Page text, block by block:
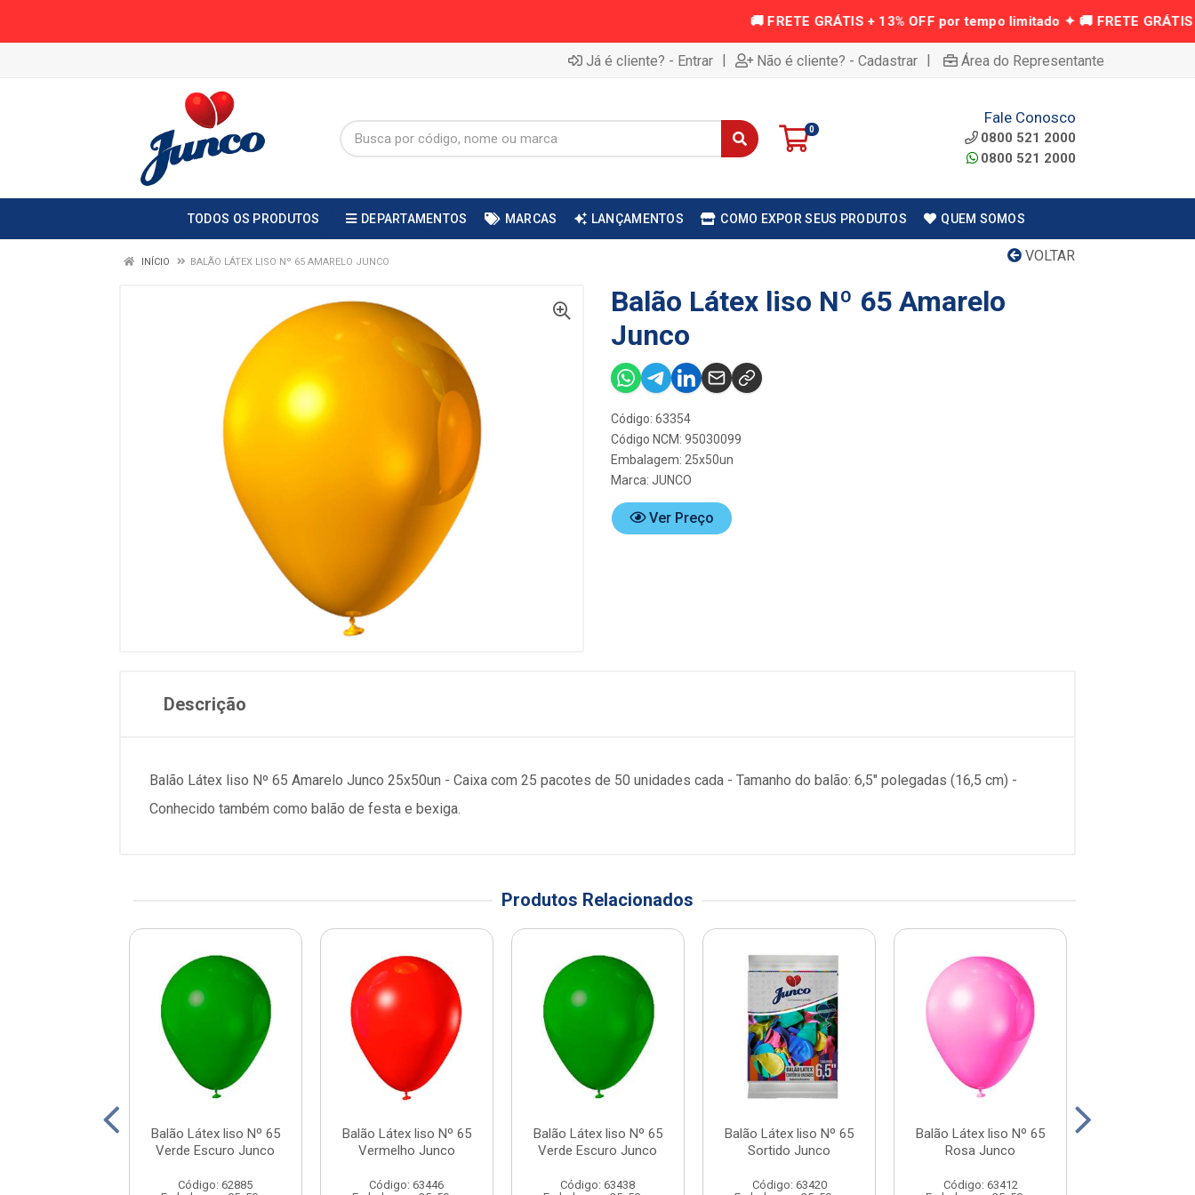
Já é cliente? - Entrar | Não é cliente? - Cadastrar | Área do Representante
0
Fale Conosco
0800 521 2000
0800 521 2000
TODOS OS PRODUTOS DEPARTAMENTOS MARCAS LANÇAMENTOS COMO EXPOR SEUS PRODUTOS QUEM SOMOS
VOLTAR
INÍCIO BALÃO LÁTEX LISO Nº 65 AMARELO JUNCO
Balão Látex liso Nº 65 Amarelo
Junco
Código: 63354
Código NCM: 95030099
Embalagem: 25x50un
Marca: JUNCO
Ver Preço
Descrição
Balão Látex liso Nº 65 Amarelo Junco 25x50un - Caixa com 25 pacotes de 50 unidades cada - Tamanho do balão: 6,5" polegadas (16,5 cm) -
Conhecido também como balão de festa e bexiga.
Produtos Relacionados
Balão Látex liso Nº 65
Verde Escuro Junco
Código: 62885
Balão Látex liso Nº 65
Vermelho Junco
Código: 63446
Balão Látex liso Nº 65
Verde Escuro Junco
Código: 63438
Balão Látex liso Nº 65
Sortido Junco
Código: 63420
Balão Látex liso Nº 65
Rosa Junco
Código: 63412